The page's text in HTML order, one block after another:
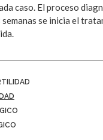
caso. El proceso
se inicia el